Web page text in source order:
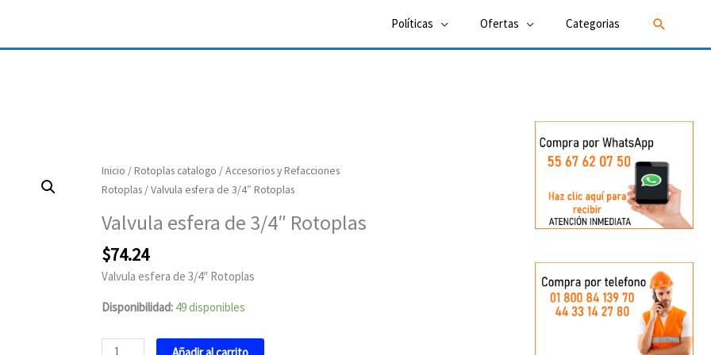
Políticas Ofertas Categorias Buscar
Inicio /Rotoplas catalogo /Accesorios y Refacciones
Rotoplas/ Valvula esfera de 3/4″ Rotoplas
Valvula esfera de 3/4″ Rotoplas
$74.24
Valvula esfera de 3/4″ Rotoplas
Disponibilidad: 49 disponibles
Valvula
esfera
3/4"
Rotoplas
cantidad
Añadir al carrito